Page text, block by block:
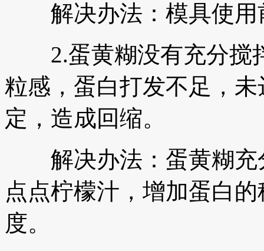
解决办法：模具使用
2.蛋黄糊没有充分搅
粒感，蛋白打发不足，
定，造成回缩。
解决办法：蛋黄糊充
点点柠檬汁，增加蛋白
度。